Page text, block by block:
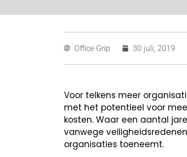
Office Grip 30 juli, 2019
Voor telkens meer
met het potentieel voor
kosten. Waar een aantal
vanwege
organisaties toeneemt.